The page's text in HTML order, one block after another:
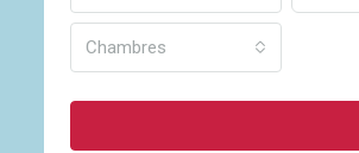
Chambres